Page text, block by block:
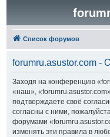
Список форумов
forumru.asustor.com -
Заходя на конференцию
«наш»,
подтверждаете своё
согласны с ними,
форумами
изменять эти правила в